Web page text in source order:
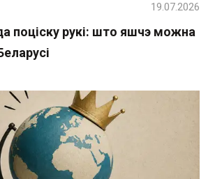
поціску рукі: што яшчэ можна
19.07.2026